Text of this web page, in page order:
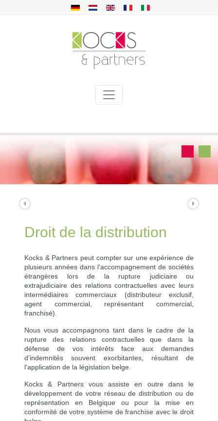
Droit de la distribution
Kocks & Partners peut compter sur une expérience de
plusieurs années dans l'accompagnement de sociétés
étrangères lors de la rupture judiciaire ou
extrajudiciaire des relations contractuelles avec leurs
intermédiaires commerciaux (distributeur exclusif,
agent commercial, représentant commercial,
franchisé).
Nous vous accompagnons tant dans le cadre de la
rupture des relations contractuelles que dans la
défense de vos intérêts face aux demandes
d'indemnités souvent exorbitantes, résultant de
l'application de la législation belge.
Kocks & Partners vous assiste en outre dans le
développement de votre réseau de distribution ou de
représentation en Belgique ou pour la mise en
conformité de votre système de franchise avec le droit